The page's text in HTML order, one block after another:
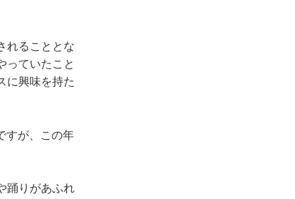
れることとな
っていたこと
に興味を持た
すが、この年
踊りがあふれ